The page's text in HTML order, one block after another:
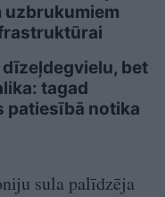
uzbrukumiem
bet
tagad
patiesībā notika
sula palīdzēja